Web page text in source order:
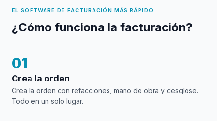
EL SOFTWARE DE FACTURACIÓN MÁS RÁPIDO
¿Cómo funciona la facturación?
01
Crea la orden
Crea la orden con refacciones, mano de obra y desglose.
Todo en un solo lugar.